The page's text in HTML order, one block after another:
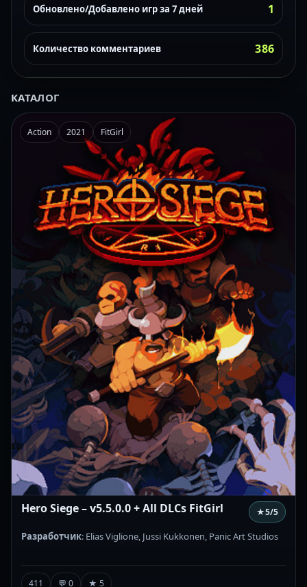
Обновлено/Добавлено игр за 7 дней 1
Количество комментариев 386
КАТАЛОГ
Action 2021 FitGirl
Hero Siege – v5.5.0.0 + All DLCs FitGirl ★5/5
Разработчик: Elias Viglione, Jussi Kukkonen, Panic Art Studios
411 💬 0 ★ 5